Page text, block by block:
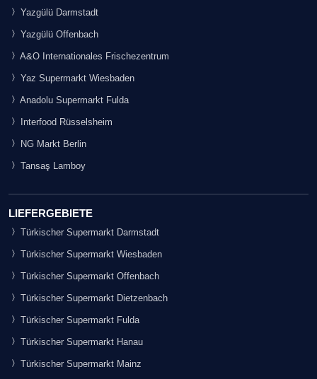
Yazgülü Darmstadt
Yazgülü Offenbach
A&O Internationales Frischezentrum
Yaz Supermarkt Wiesbaden
Anadolu Supermarkt Fulda
Interfood Rüsselsheim
NG Markt Berlin
Tansaş Lamboy
LIEFERGEBIETE
Türkischer Supermarkt Darmstadt
Türkischer Supermarkt Wiesbaden
Türkischer Supermarkt Offenbach
Türkischer Supermarkt Dietzenbach
Türkischer Supermarkt Fulda
Türkischer Supermarkt Hanau
Türkischer Supermarkt Mainz